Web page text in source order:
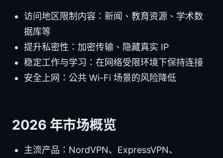
访问地区限制内容：新闻、教育资源、学术数
据库等
提升私密性：加密传输、隐藏真实 IP
稳定工作与学习：在网络受限环境下保持连接
安全上网：公共 Wi-Fi 场景的风险降低
2026 年市场概览
主流产品：NordVPN、ExpressVPN、